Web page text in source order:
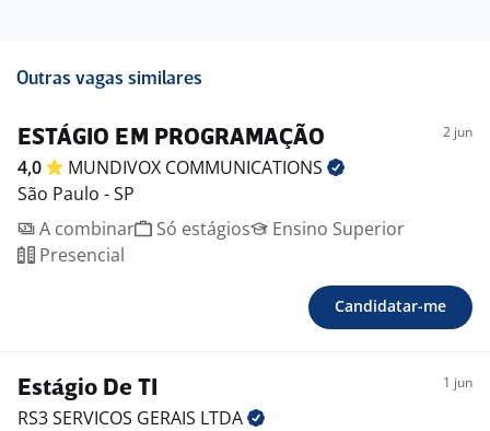
Outras vagas similares
ESTÁGIO EM PROGRAMAÇÃO 2 jun
4,0 MUNDIVOX COMMUNICATIONS
São Paulo - SP
A combinar
Só estágios
Ensino Superior
Presencial
Candidatar-me
Estágio De TI 1 jun
RS3 SERVICOS GERAIS LTDA